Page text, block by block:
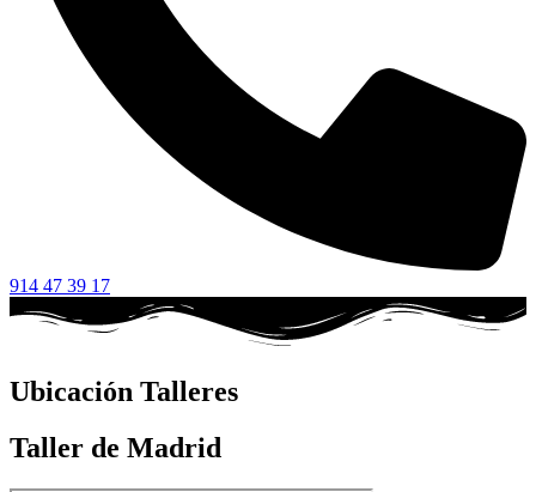
914 47 39 17
Ubicación Talleres
Taller de Madrid